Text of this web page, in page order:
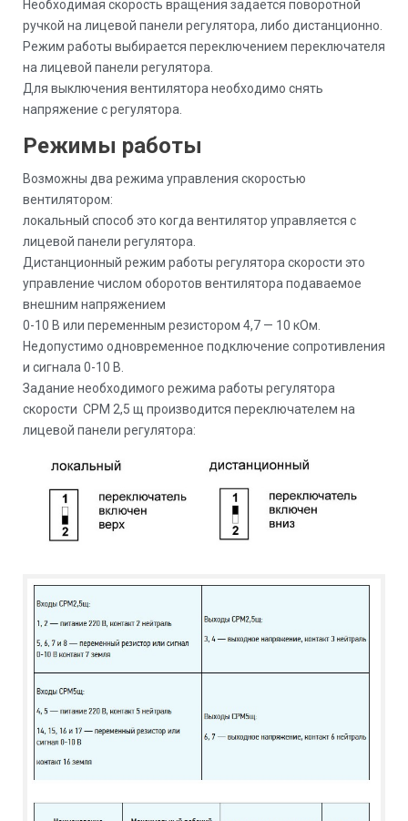
Необходимая скорость вращения задается поворотной
ручкой на лицевой панели регулятора, либо дистанционно.
Режим работы выбирается переключением переключателя
на лицевой панели регулятора.
Для выключения вентилятора необходимо снять
напряжение с регулятора.
Режимы работы
Возможны два режима управления скоростью
вентилятором:
локальный способ это когда вентилятор управляется с
лицевой панели регулятора.
Дистанционный режим работы регулятора скорости это
управление числом оборотов вентилятора подаваемое
внешним напряжением
0-10 В или переменным резистором 4,7 — 10 кОм.
Недопустимо одновременное подключение сопротивления
и сигнала 0-10 В.
Задание необходимого режима работы регулятора
скорости СРМ 2,5 щ производится переключателем на
лицевой панели регулятора: